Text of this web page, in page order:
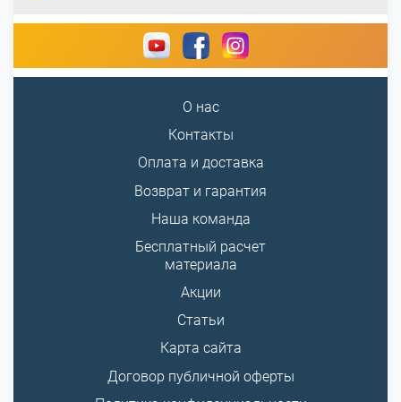
О нас
Контакты
Оплата и доставка
Возврат и гарантия
Наша команда
Бесплатный расчет
материала
Акции
Статьи
Карта сайта
Договор публичной оферты